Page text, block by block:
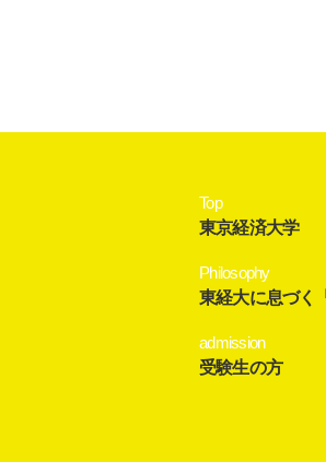
Top
東京経済大学
Philosophy
東経大に息づく
admission
受験生の方